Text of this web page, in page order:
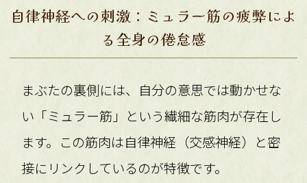
自律神経への刺激：ミュラー筋の疲弊によ
る全身の倦怠感
まぶたの裏側には、自分の意思では動かせな
い「ミュラー筋」という繊細な筋肉が存在し
ます。この筋肉は自律神経（交感神経）と密
接にリンクしているのが特徴です。